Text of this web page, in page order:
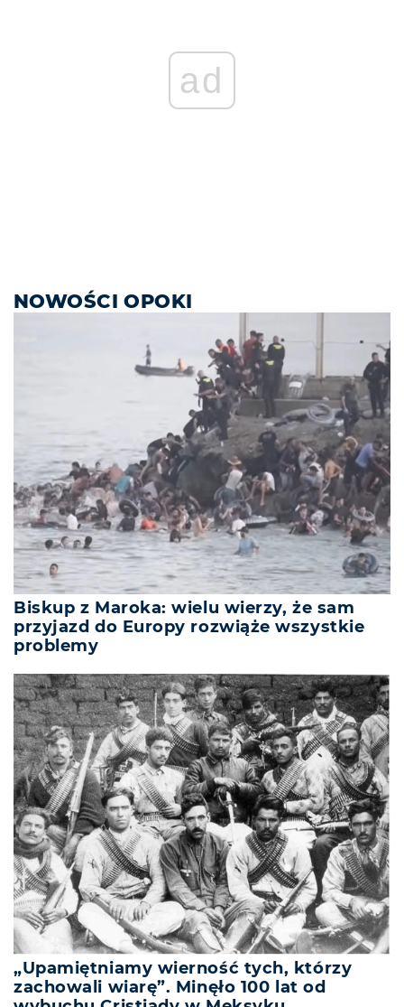
ad
NOWOŚCI OPOKI
Biskup z Maroka: wielu wierzy, że sam
przyjazd do Europy rozwiąże wszystkie
problemy
„Upamiętniamy wierność tych, którzy
zachowali wiarę”. Minęło 100 lat od